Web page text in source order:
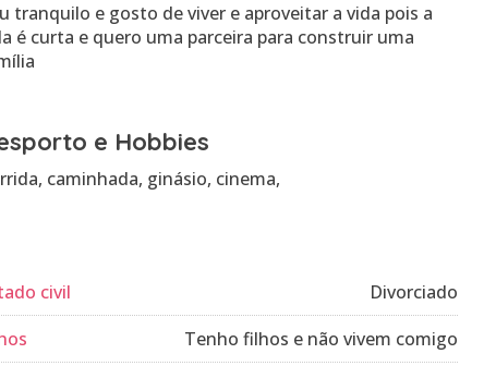
tranquilo e gosto de viver e aproveitar a vida pois a
é curta e quero uma parceira para construir uma
e Hobbies
caminhada, ginásio, cinema,
civil
Divorciado
Tenho filhos e não vivem comigo